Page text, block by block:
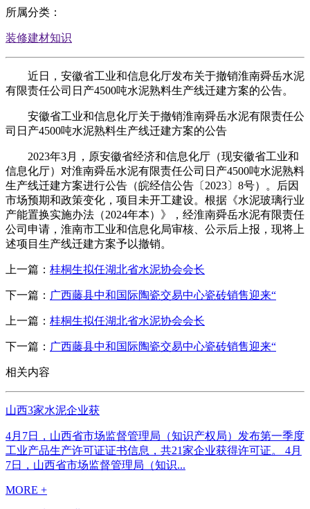
所属分类：
装修建材知识
近日，安徽省工业和信息化厅发布关于撤销淮南舜岳水泥
有限责任公司日产4500吨水泥熟料生产线迁建方案的公告。
安徽省工业和信息化厅关于撤销淮南舜岳水泥有限责任公
司日产4500吨水泥熟料生产线迁建方案的公告
2023年3月，原安徽省经济和信息化厅（现安徽省工业和
信息化厅）对淮南舜岳水泥有限责任公司日产4500吨水泥熟料
生产线迁建方案进行公告（皖经信公告〔2023〕8号）。后因
市场预期和政策变化，项目未开工建设。根据《水泥玻璃行业
产能置换实施办法（2024年本）》，经淮南舜岳水泥有限责任
公司申请，淮南市工业和信息化局审核、公示后上报，现将上
述项目生产线迁建方案予以撤销。
上一篇： 桂桐生拟任湖北省水泥协会会长
下一篇： 广西藤县中和国际陶瓷交易中心瓷砖销售迎来“
上一篇： 桂桐生拟任湖北省水泥协会会长
下一篇： 广西藤县中和国际陶瓷交易中心瓷砖销售迎来“
相关内容
山西3家水泥企业获
4月7日，山西省市场监督管理局（知识产权局）发布第一季度
工业产品生产许可证证书信息，共21家企业获得许可证。 4月
7日，山西省市场监督管理局（知识...
MORE +